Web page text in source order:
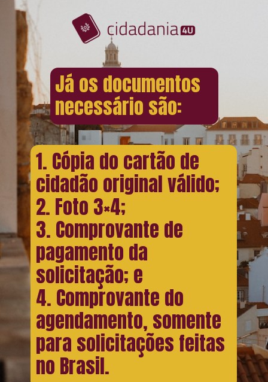
Já os documentos
necessário são:
1. Cópia do cartão de
cidadão original válido;
2. Foto 3×4;
3. Comprovante de
pagamento da
solicitação; e
4. Comprovante do
agendamento, somente
para solicitações feitas
no Brasil.